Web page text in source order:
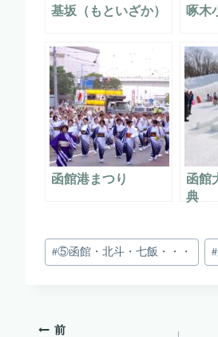
基坂（もといざか） 啄木
函館港まつり
函館
典
投
稿
#⑤函館・北斗・七飯・・・ #
前